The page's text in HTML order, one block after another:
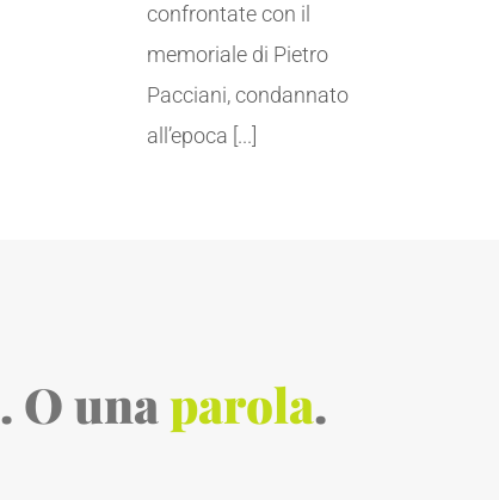
confrontate con il
memoriale di Pietro
Pacciani, condannato
all’epoca [...]
. O unaparola.